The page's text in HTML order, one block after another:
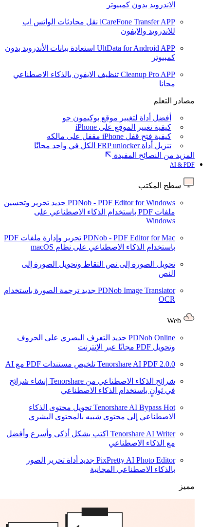
الاندرويد بدون كمبيوتر
iCareFone Transfer APP نقل محادثات الواتس اب
للاندرويد والايفون
UltData for Android APP استعادة بيانات الأندرويد بدون
كمبيوتر
Cleanup Pro APP تنظيف الايفون بالذكاء الاصطناعي
مجانا
مصادر التعلم
أفضل أداة لتغيير موقع بوكيمون جو
كيفية تغيير الموقع على iPhone
كيفية فتح قفل iPhone مقفل على مالكه
تنزيل أداة FRP unlocker الكل في واحد مجانًا
المزيد من النصائح المفيدة
AI & PDF
سطح المكتب
PDNob - PDF Editor for Windows جديد تحرير وتحسين
ملفات PDF باستخدام الذكاء الاصطناعي على
Windows
PDNob - PDF Editor for Mac
تحرير وإدارة ملفات PDF
باستخدام الذكاء الاصطناعي على نظام macOS
تحويل الصورة إلى نص التقاط وتحويل الصورة إلى
النص
PDNob Image Translator جديد ترجمة الصورة باستخدام
OCR
PDNob Online جديد التعرف البصري على الحروف
وتحويل PDF مجانًا عبر الإنترنت
Tenorshare AI PDF 2.0.0 تلخيص مستندات PDF مع AI
شرائح الذكاء الاصطناعي من Tenorshare
إنشاء شرائح
في ثوانٍ باستخدام الذكاء الاصطناعي
Tenorshare AI Bypass Hot
تحويل محتوى الذكاء
الاصطناعي إلى محتوى شبيه بالمحتوى البشري
Tenorshare AI Writer اكتب بشكل أذكى وأسرع وأفضل
مع الذكاء الاصطناعي
PixPretty AI Photo Editor جديد أداة تحرير الصور
بالذكاء الاصطناعي المجانية
مميز